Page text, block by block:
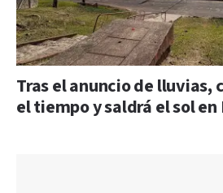
Tras el anuncio de lluvias,
el tiempo y saldrá el sol en